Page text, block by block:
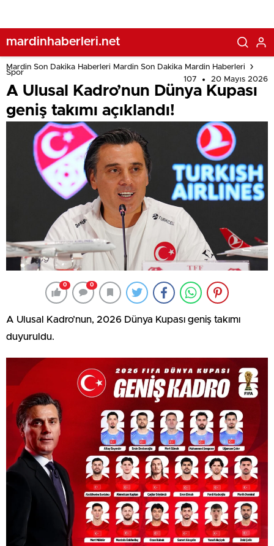
mardinhaberleri.net
Mardin Son Dakika Haberleri Mardin Son Dakika Mardin Haberleri
Spor
107
20 Mayıs 2026
A Ulusal Kadro’nun Dünya Kupası
geniş takımı açıklandı!
0 0
A Ulusal Kadro’nun, 2026 Dünya Kupası geniş takımı
duyuruldu.